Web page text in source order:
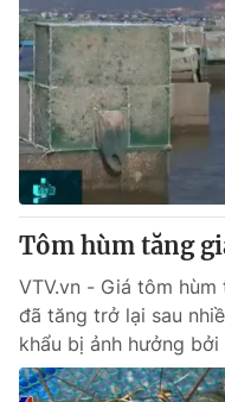
thuận bằng văn bản. Ghi
thông tin từ website này.
Tôm hùm tăng
VTV.vn - Giá tôm hùm
đã tăng trở lại sau
khẩu bị ảnh hưởng bởi